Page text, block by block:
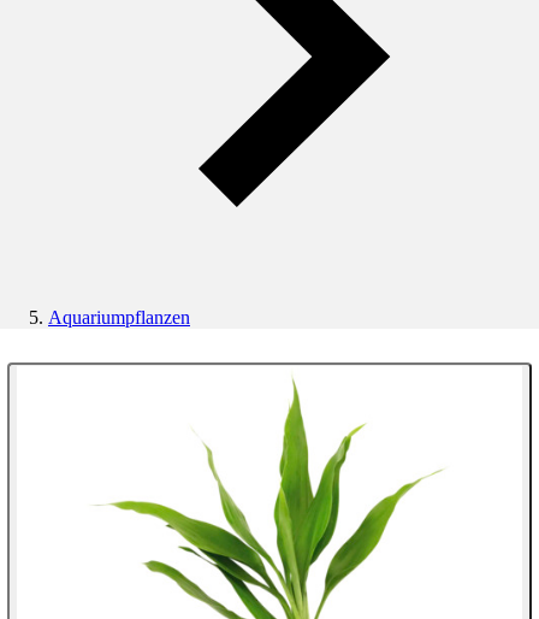
Aquariumpflanzen